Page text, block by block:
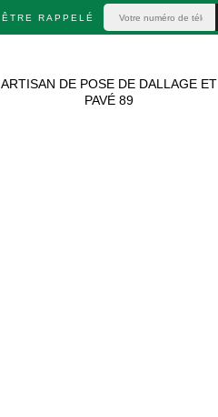
ÊTRE RAPPELÉ
ARTISAN DE POSE DE DALLAGE ET
PAVÉ 89